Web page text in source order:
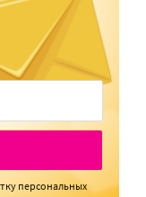
персональных